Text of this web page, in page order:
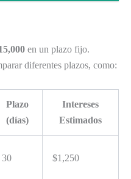
en un plazo fijo.
diferentes plazos, como:
Plazo
(días)
Intereses
Estimados
30 $1,250